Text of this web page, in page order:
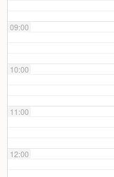
09:00
10:00
11:00
12:00